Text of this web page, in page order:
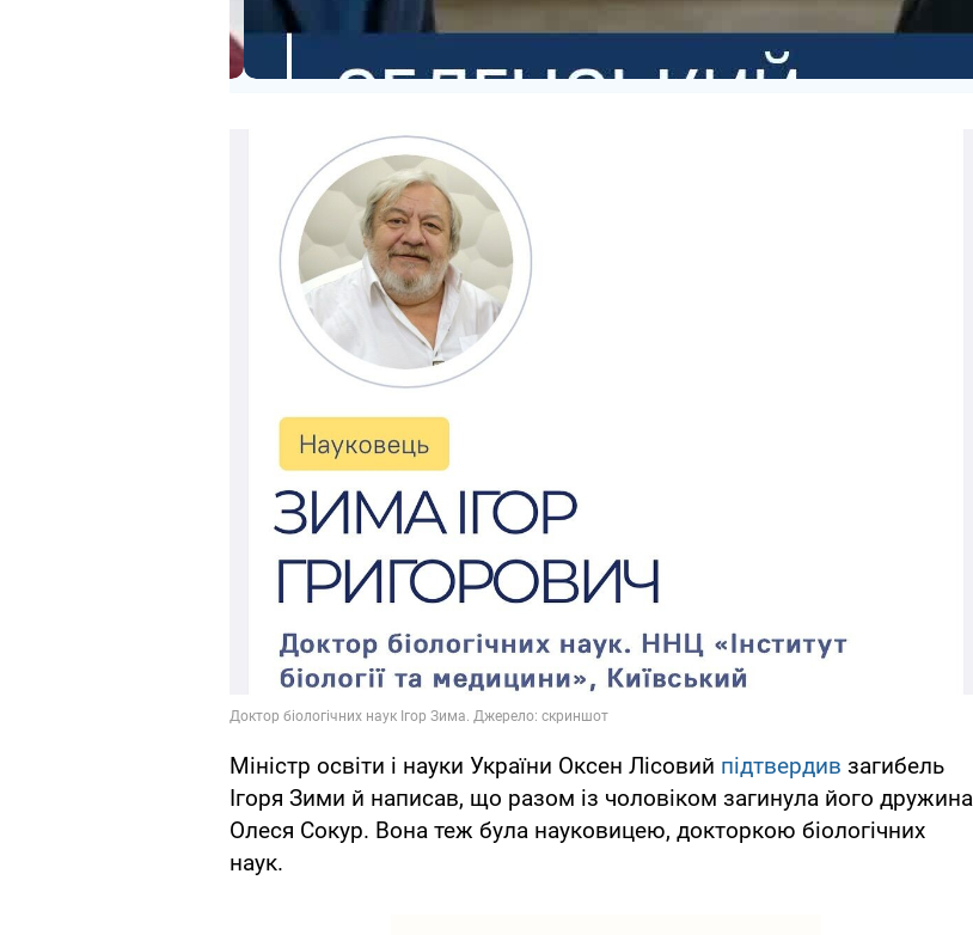
Міністр освіти і науки України Оксен Лісовий підтвердив загибель
Ігоря Зими й написав, що разом із чоловіком загинула його дружина
Олеся Сокур. Вона теж була науковицею, докторкою біологічних
наук.